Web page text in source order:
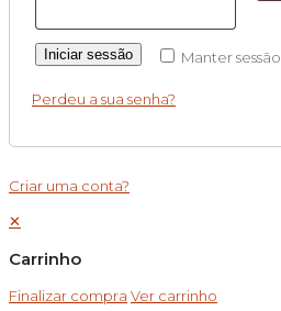
Manter sessão
Iniciar sessão
Perdeu a sua senha?
Criar uma conta?
✕
Carrinho
Finalizar compra Ver carrinho